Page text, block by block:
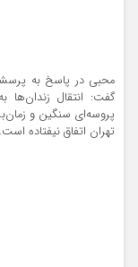
محبی در پاسخ به
گفت: انتقال
پروسه‌ای سنگین و
تهران اتفاق نیفتاده است.